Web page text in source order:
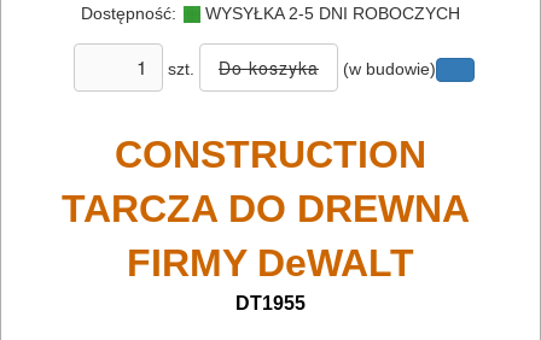
TRANSPORTOWANIE
NARZĘDZIA
BUDOWLANE
ELEKTRY..
Dostępność: WYSYŁKA 2-5 DNI ROBOCZYCH
szt. (w budowie)
CONSTRUCTION
TARCZA DO DREWNA
FIRMY DeWALT
DT1955